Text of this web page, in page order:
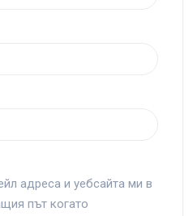
адреса и уебсайта ми в
път когато